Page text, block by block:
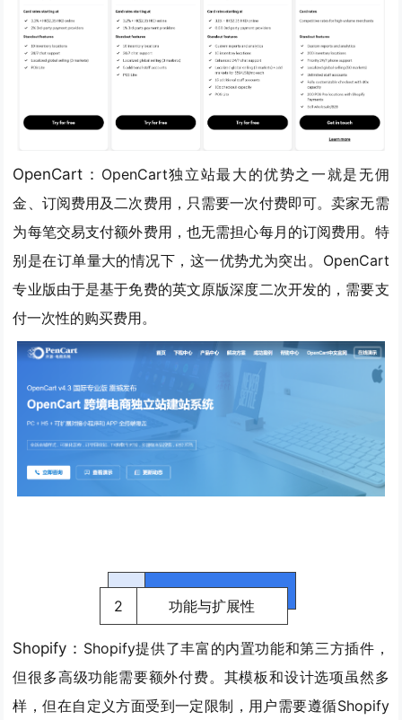
OpenCart： OpenCart独立站最大的优势之一就是无佣
金、订阅费用及二次费用，只需要一次付费即可。卖家无需
为每笔交易支付额外费用，也无需担心每月的订阅费用。特
别是在订单量大的情况下，这一优势尤为突出。OpenCart
专业版由于是基于免费的英文原版深度二次开发的，需要支
付一次性的购买费用。
2 功能与扩展性
Shopify： Shopify提供了丰富的内置功能和第三方插件 ，
但很多高级功能需要额外付费。其模板和设计选项虽然多
样，但在自定义方面受到一定限制，用户需要遵循Shopify